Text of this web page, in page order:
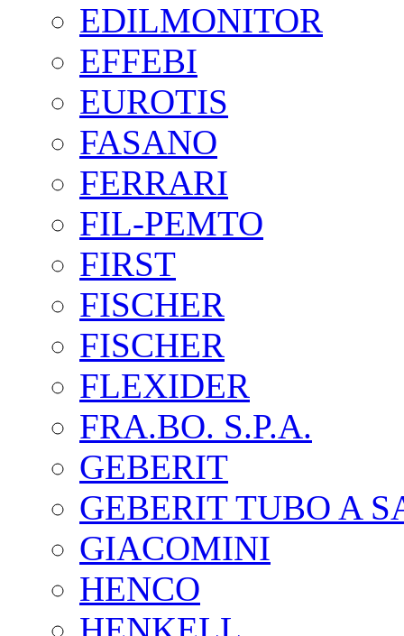
EDILMONITOR
EFFEBI
EUROTIS
FASANO
FERRARI
FIL-PEMTO
FIRST
FISCHER
FISCHER
FLEXIDER
FRA.BO. S.P.A.
GEBERIT
GEBERIT TUBO A
GIACOMINI
HENCO